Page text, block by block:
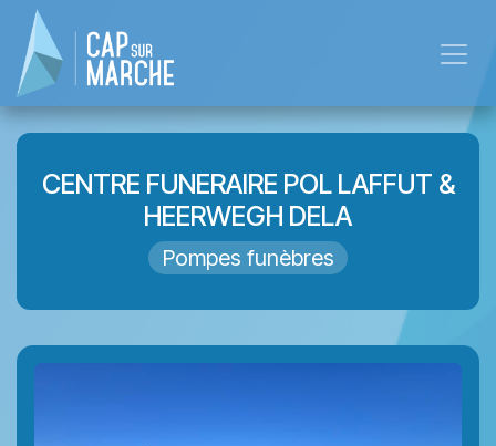
Skip to Content
CENTRE FUNERAIRE POL LAFFUT &
HEERWEGH DELA
Pompes funèbres